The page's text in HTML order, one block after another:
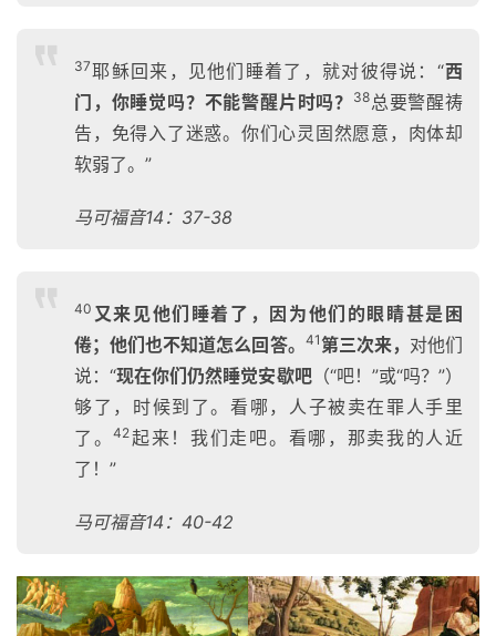
于
我
37耶稣回来，见他们睡着了，就对彼得说：“西
门，你睡觉吗？不能警醒片时吗？
38总要警醒祷
告，免得入了迷惑。你们心灵固然愿意，肉体却
软弱了。”
马可福音14：37-38
40 又来见他们睡着了，因为他们的眼睛甚是困
倦；他们也不知道怎么回答。
41 第三次来， 对他们
说：“现在你们仍然睡觉安歇吧（“吧！”或“吗？”）
够了，时候到了。看哪，人子被卖在罪人手里
了。42起来！我们走吧。看哪，那卖我的人近
了！”
马可福音14：40-42